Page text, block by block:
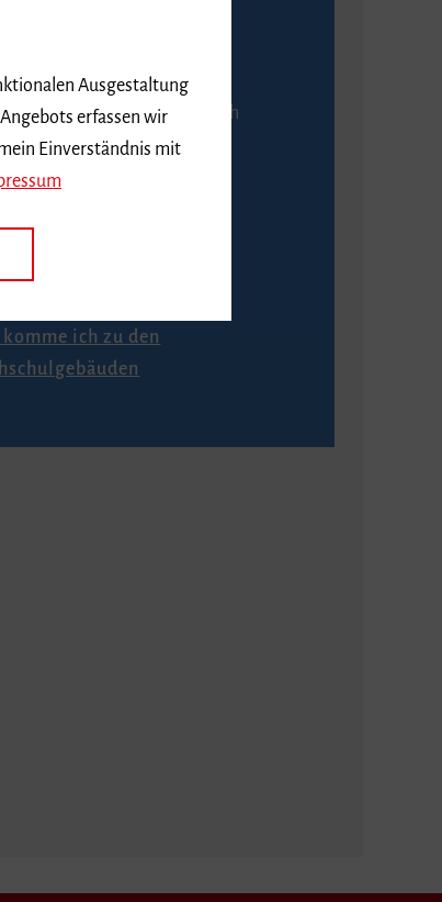
Abendkasse ist ausschließlich
möglich.
ich zu den
Ausgestaltung
erfassen wir
Einverständnis mit